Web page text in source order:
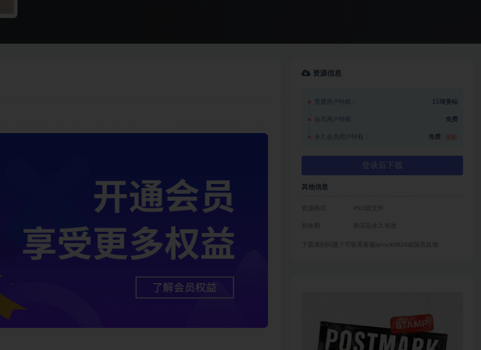
资源信息
普通用户特权： 15琦美钻
会员用户特权： 免费
永久会员用户特权： 免费
登录后下载
其他信息
资源格式 PSD源文件
有效期 购买后永久有效
下载遇到问题？可联系客服qmsck0824或留言反馈